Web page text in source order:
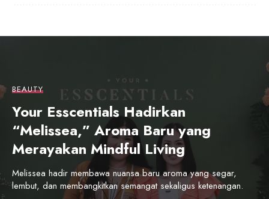
BEAUTY
Your Esscentials Hadirkan
“Melissea,” Aroma Baru yang
Merayakan Mindful Living
Melissea hadir membawa nuansa baru aroma yang segar,
lembut, dan membangkitkan semangat sekaligus ketenangan.